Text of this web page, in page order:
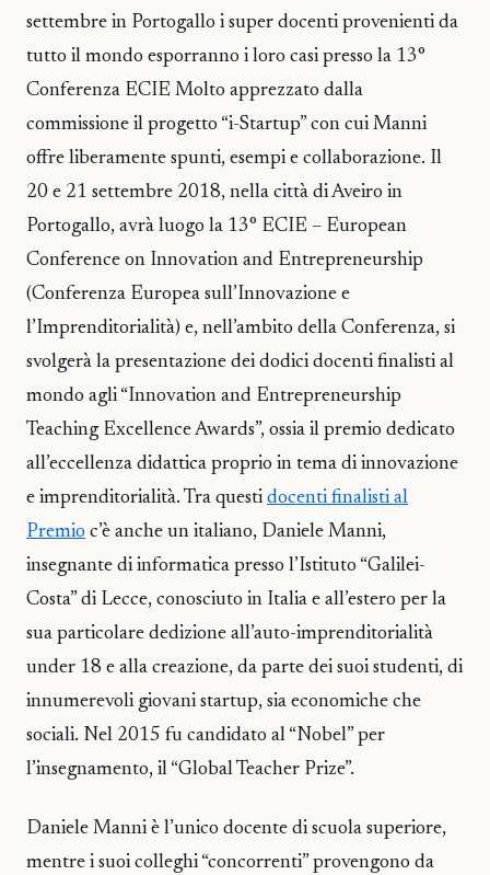
settembre in Portogallo i super docenti provenienti da
tutto il mondo esporranno i loro casi presso la 13°
Conferenza ECIE Molto apprezzato dalla
commissione il progetto “i-Startup” con cui Manni
offre liberamente spunti, esempi e collaborazione. Il
20 e 21 settembre 2018, nella città di Aveiro in
Portogallo, avrà luogo la 13° ECIE – European
Conference on Innovation and Entrepreneurship
(Conferenza Europea sull’Innovazione e
l’Imprenditorialità) e, nell’ambito della Conferenza, si
svolgerà la presentazione dei dodici docenti finalisti al
mondo agli “Innovation and Entrepreneurship
Teaching Excellence Awards”, ossia il premio dedicato
all’eccellenza didattica proprio in tema di innovazione
e imprenditorialità. Tra questi docenti finalisti al
Premio c’è anche un italiano, Daniele Manni,
insegnante di informatica presso l’Istituto “Galilei-
Costa” di Lecce, conosciuto in Italia e all’estero per la
sua particolare dedizione all’auto-imprenditorialità
under 18 e alla creazione, da parte dei suoi studenti, di
innumerevoli giovani startup, sia economiche che
sociali. Nel 2015 fu candidato al “Nobel” per
l’insegnamento, il “Global Teacher Prize”.
Daniele Manni è l’unico docente di scuola superiore,
mentre i suoi colleghi “concorrenti” provengono da